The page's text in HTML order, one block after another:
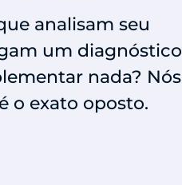
analisam seu
um diagnóstico
nada? Nós
o exato oposto.